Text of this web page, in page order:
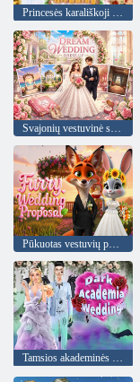
Princesės karališkoji vestuvė
Svajonių vestuvinė suknelė
Tamsios akademinės bendruomenės vestuvės